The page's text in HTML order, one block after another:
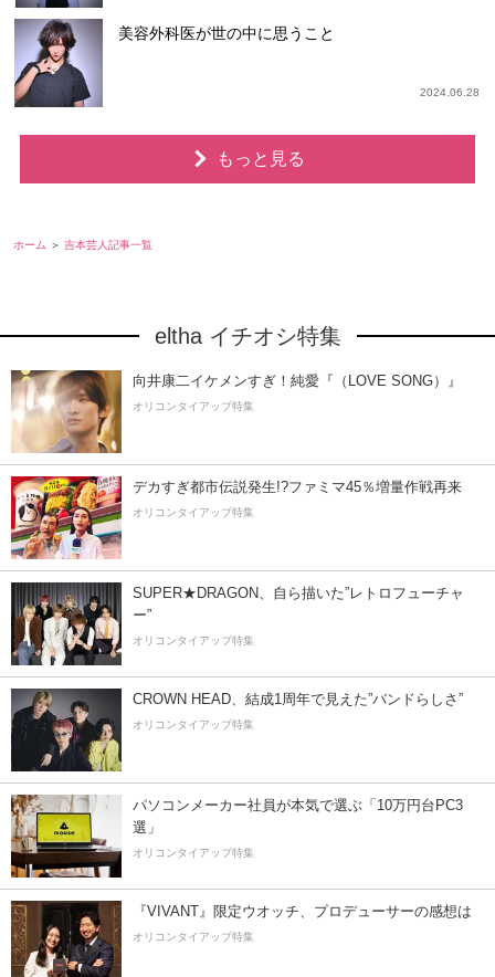
美容外科医が世の中に思うこと
2024.06.28
もっと見る
ホーム 吉本芸人記事一覧
eltha イチオシ特集
向井康二イケメンすぎ！純愛『（LOVE SONG）』
オリコンタイアップ特集
デカすぎ都市伝説発生!?ファミマ45％増量作戦再来
オリコンタイアップ特集
SUPER★DRAGON、自ら描いた”レトロフューチャ
ー”
オリコンタイアップ特集
CROWN HEAD、結成1周年で見えた”バンドらしさ”
オリコンタイアップ特集
パソコンメーカー社員が本気で選ぶ「10万円台PC3
選」
オリコンタイアップ特集
『VIVANT』限定ウオッチ、プロデューサーの感想は
オリコンタイアップ特集